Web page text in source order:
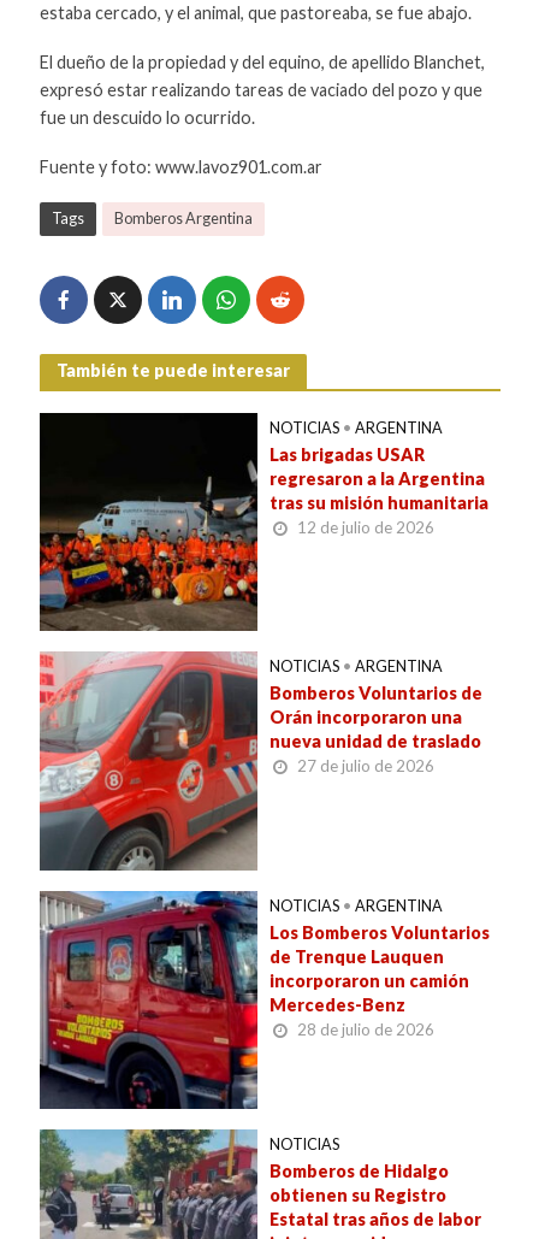
estaba cercado, y el animal, que pastoreaba, se fue abajo.
El dueño de la propiedad y del equino, de apellido Blanchet,
expresó estar realizando tareas de vaciado del pozo y que
fue un descuido lo ocurrido.
Fuente y foto: www.lavoz901.com.ar
Tags Bomberos Argentina
También te puede interesar
NOTICIAS • ARGENTINA
Las brigadas USAR
regresaron a la Argentina
tras su misión humanitaria
12 de julio de 2026
NOTICIAS • ARGENTINA
Bomberos Voluntarios de
Orán incorporaron una
nueva unidad de traslado
27 de julio de 2026
NOTICIAS • ARGENTINA
Los Bomberos Voluntarios
de Trenque Lauquen
incorporaron un camión
Mercedes-Benz
28 de julio de 2026
NOTICIAS
Bomberos de Hidalgo
obtienen su Registro
Estatal tras años de labor